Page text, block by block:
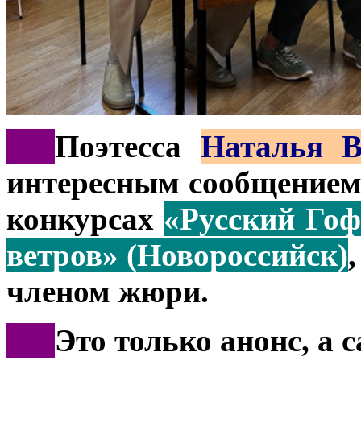
Поэтесса Наталья
интересным
конкурсах «Русский
ветров» (Новороссийск)
членом жюри.
Это только анонс, а